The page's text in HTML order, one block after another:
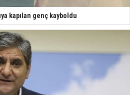
kapılan genç kayboldu